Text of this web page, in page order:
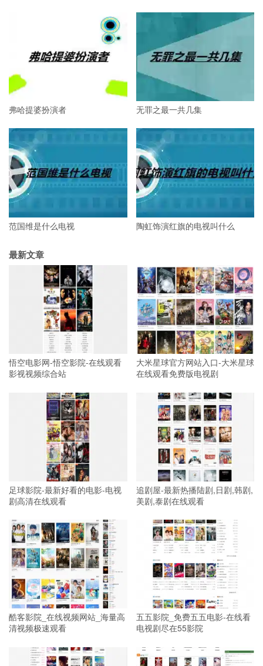
弗哈提婆扮演者 无罪之最一共几集
范国维是什么电视 陶虹饰演红旗的电视叫什么
最新文章
悟空电影网-悟空影院-在线观看
影视视频综合站
大米星球官方网站入口-大米星球
在线观看免费版电视剧
足球影院-最新好看的电影-电视
剧高清在线观看
追剧屋-最新热播陆剧,日剧,韩剧,
美剧,泰剧在线观看
酷客影院_在线视频网站_海量高
清视频极速观看
五五影院_免费五五电影-在线看
电视剧尽在55影院